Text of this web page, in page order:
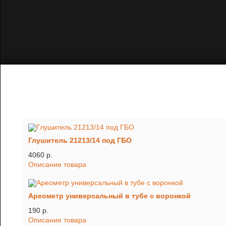
Глушитель 21213/14 под ГБО
4060 p.
Описание товара
Ареометр универсальный в тубе с воронкой
190 p.
Описание товара